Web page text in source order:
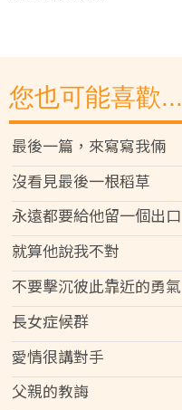
您也可能喜歡...
最後一篇，來寫寫我倆
沒看見最後一根稻草
永遠都要給他留一個出口
就算他說我不對
不要擊沉彼此靠近的勇氣
長女症候群
愛情很講對手
父親的教誨